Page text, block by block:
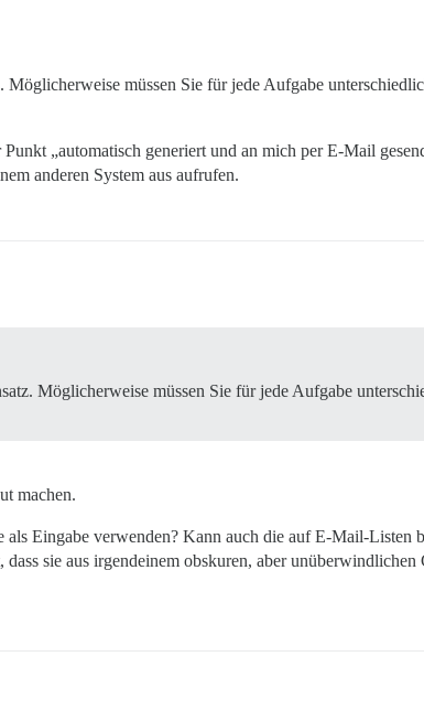
müssen Sie für jede Aufgabe
„automatisch generiert und an mich per E-Mail
anderen System aus aufrufen.
Möglicherweise müssen Sie für jede Aufgabe
machen.
Eingabe verwenden? Kann auch die auf E-Mail-Listen
sie aus irgendeinem obskuren, aber